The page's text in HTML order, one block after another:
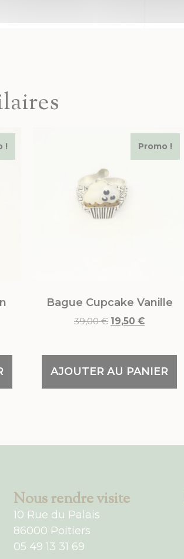
! Promo !
Bague Cupcake Vanille
39,00€ 19,50 €
AJOUTER AU PANIER
Nous rendre visite
10 Rue du Palais
86000 Poitiers
05 49 13 31 69